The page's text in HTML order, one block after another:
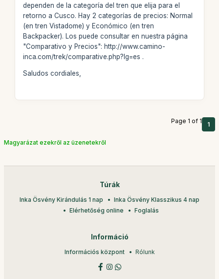
dependen de la categoría del tren que elija para el
retorno a Cusco. Hay 2 categorías de precios: Normal
(en tren Vistadome) y Económico (en tren
Backpacker). Los puede consultar en nuestra página
"Comparativo y Precios": http://www.camino-
inca.com/trek/comparative.php?lg=es .
Saludos cordiales,
Page 1 of 1 1
Magyarázat ezekről az üzenetekről
Túrák
Inka Ösvény Kirándulás 1 nap
Inka Ösvény Klasszikus 4 nap
Elérhetőség online
Foglalás
Információ
Információs központ Rólunk